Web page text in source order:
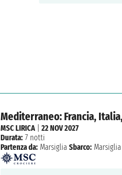
Mediterraneo: Francia,
MSC LIRICA|22 NOV 2027
Durata: 7 notti
Partenza da: Marsiglia Sbarco: Marsiglia